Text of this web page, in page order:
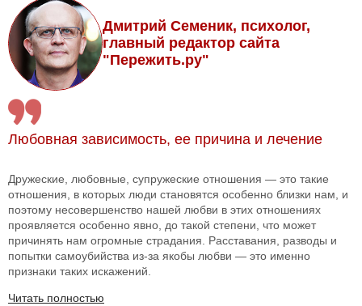
Дмитрий Семеник, психолог,
главный редактор сайта
"Пережить.ру"
Любовная зависимость, ее причина и лечение
Дружеские, любовные, супружеские отношения — это такие
отношения, в которых люди становятся особенно близки нам, и
поэтому несовершенство нашей любви в этих отношениях
проявляется особенно явно, до такой степени, что может
причинять нам огромные страдания. Расставания, разводы и
попытки самоубийства из-за якобы любви — это именно
признаки таких искажений.
Читать полностью